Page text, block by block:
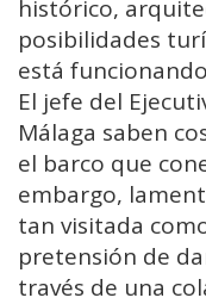
histórico,
posibilidades
está
El jefe del
Málaga saben
el barco que
embargo,
tan visitada
pretensión de
través de una